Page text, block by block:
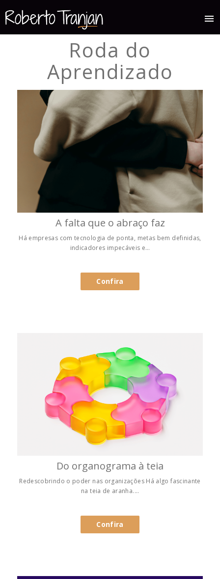
menu
Roda do
Aprendizado
A falta que o abraço faz
Há empresas com tecnologia de ponta, metas bem definidas,
indicadores impecáveis e…
Confira
Do organograma à teia
Redescobrindo o poder nas organizações Há algo fascinante
na teia de aranha.…
Confira